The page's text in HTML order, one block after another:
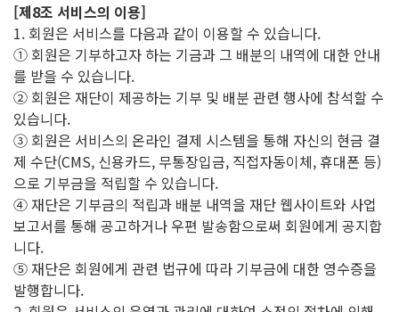
[제8조 서비스의 이용]
1. 회원은 서비스를 다음과 같이 이용할 수 있습니다.
① 회원은 기부하고자 하는 기금과 그 배분의 내역에 대한 안내
를 받을 수 있습니다.
② 회원은 재단이 제공하는 기부 및 배분 관련 행사에 참석할 수
있습니다.
③ 회원은 서비스의 온라인 결제 시스템을 통해 자신의 현금 결
제 수단(CMS, 신용카드, 무통장입금, 직접자동이체, 휴대폰 등)
으로 기부금을 적립할 수 있습니다.
④ 재단은 기부금의 적립과 배분 내역을 재단 웹사이트와 사업
보고서를 통해 공고하거나 우편 발송함으로써 회원에게 공지합
니다.
⑤ 재단은 회원에게 관련 법규에 따라 기부금에 대한 영수증을
발행합니다.